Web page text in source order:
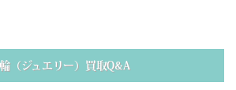
（ジュエリー）買取Q&A